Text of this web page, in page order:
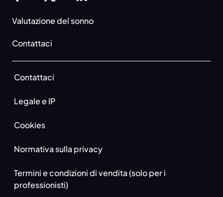
Valutazione del sonno
Contattaci
Contattaci
Legale e IP
Cookies
Normativa sulla privacy
Termini e condizioni di vendita (solo per i
professionisti)